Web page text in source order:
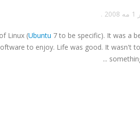
1 مه 2008 .
Linux (Ubuntu 7 to be specific). It was a
to enjoy. Life was good. It wasn't